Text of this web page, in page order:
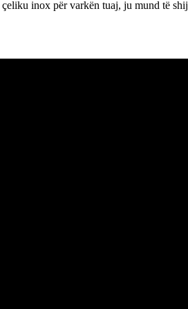
inox për varkën tuaj, ju mund të